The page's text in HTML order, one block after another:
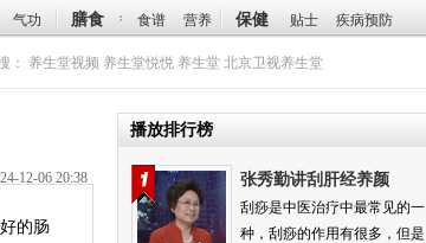
气功 膳食 食谱 营养 保健 贴士 疾病预防
： 养生堂视频 养生堂悦悦 养生堂 北京卫视养生堂
12-06 20:38
的肠
播放排行榜
张秀勤讲刮肝经养颜
刮痧是中医治疗中最常见的一
种，刮痧的作用有很多，但是